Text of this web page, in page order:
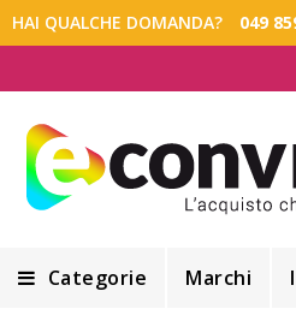
HAI QUALCHE DOMANDA? 049
Categorie Marchi